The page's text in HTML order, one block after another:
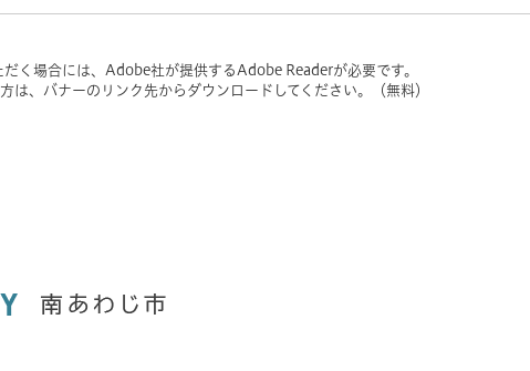
く場合には、Adobe社が提供するAdobe Readerが必要です。
は、バナーのリンク先からダウンロードしてください。（無料）